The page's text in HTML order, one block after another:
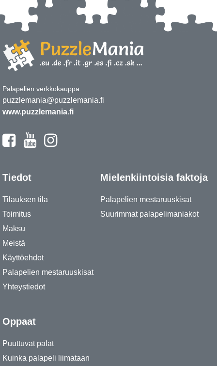
Palapelien verkkokauppa
puzzlemania@puzzlemania.fi
www.puzzlemania.fi
Tiedot
Tilauksen tila
Toimitus
Maksu
Meistä
Käyttöehdot
Palapelien mestaruuskisat
Yhteystiedot
Mielenkiintoisia faktoja
Palapelien mestaruuskisat
Suurimmat palapelimaniakot
Oppaat
Puuttuvat palat
Kuinka palapeli liimataan